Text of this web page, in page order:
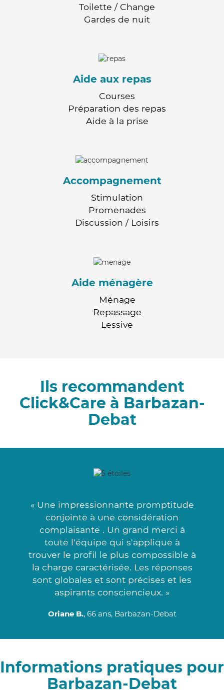
Toilette / Change
Gardes de nuit
Aide aux repas
Courses
Préparation des repas
Aide à la prise
Accompagnement
Stimulation
Promenades
Discussion / Loisirs
Aide ménagère
Ménage
Repassage
Lessive
Ils recommandent
Click&Care à Barbazan-
Debat
« Une impressionnante promptitude
conjointe à une considération
complaisante . Un grand merci à
toute l'équipe qui s'applique à
trouver le profil le plus compossible à
la charge caractérisée. Les réponses
sont globales et sont précises et les
aspirants consciencieux. »
Oriane B., 66 ans, Barbazan-Debat
Informations pratiques pour
Barbazan-Debat